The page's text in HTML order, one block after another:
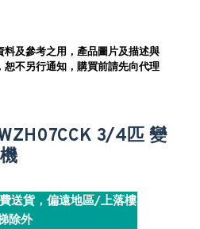
及參考之用，產品圖片及描述與
不另行通知，購買前請先向代理
3/4匹 變
送貨，偏遠地區/上落樓
除外